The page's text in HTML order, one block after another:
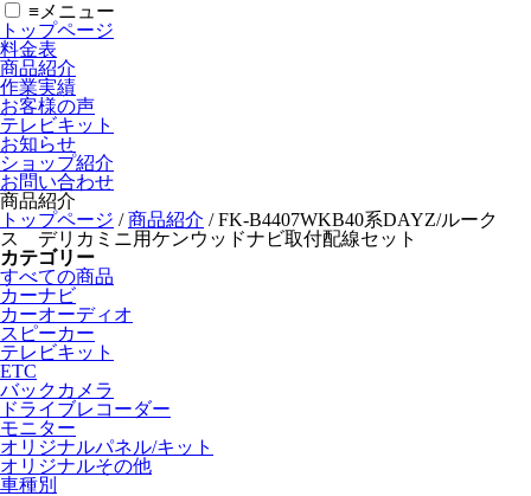
≡ メニュー
トップページ
料金表
商品紹介
作業実績
お客様の声
テレビキット
お知らせ
ショップ紹介
お問い合わせ
商品紹介
トップページ /商品紹介 /FK-B4407WKB40系DAYZ/ルーク
ス デリカミニ用ケンウッドナビ取付配線セット
カテゴリー
すべての商品
カーナビ
カーオーディオ
スピーカー
テレビキット
ETC
バックカメラ
ドライブレコーダー
モニター
オリジナルパネル/キット
オリジナルその他
車種別